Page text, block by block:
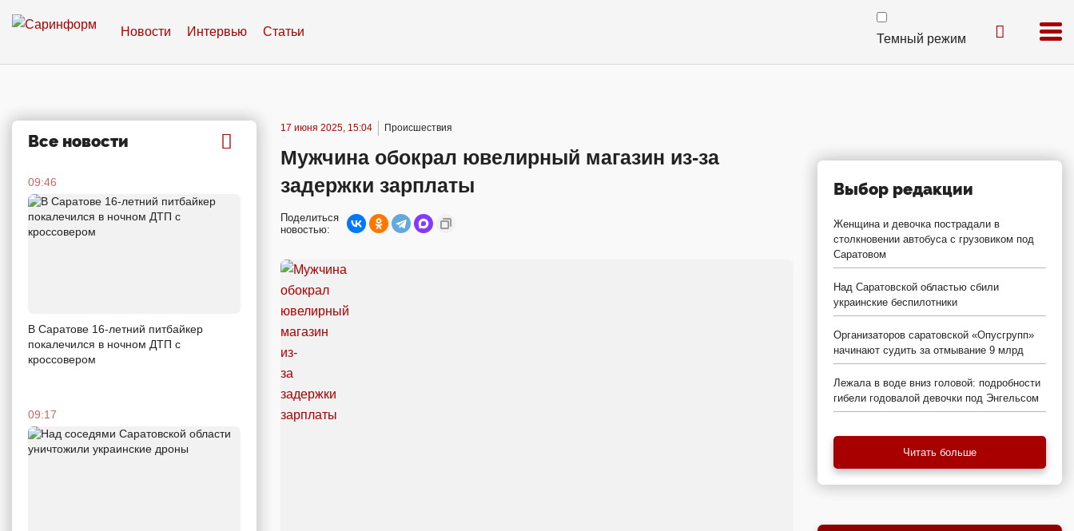
Новости Интервью Статьи
Темный режим
Все новости
09:46
В Саратове 16-летний питбайкер
покалечился в ночном ДТП с
кроссовером
09:17
17 июня 2025, 15:04 Происшествия
Мужчина обокрал ювелирный магазин из-за
задержки зарплаты
Поделиться
новостью:
Выбор редакции
Женщина и девочка пострадали в
столкновении автобуса с грузовиком под
Саратовом
Над Саратовской областью сбили
украинские беспилотники
Организаторов саратовской «Опусгрупп»
начинают судить за отмывание 9 млрд
Лежала в воде вниз головой: подробности
гибели годовалой девочки под Энгельсом
Читать больше